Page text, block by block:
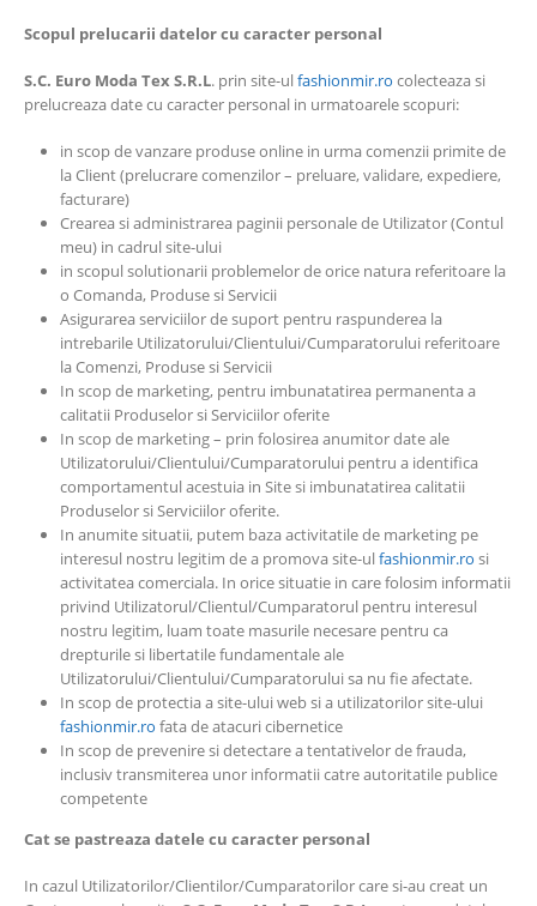
Scopul prelucarii datelor cu caracter personal
S.C. Euro Moda Tex S.R.L. prin site-ulfashionmir.ro colecteaza si
prelucreaza date cu caracter personal in urmatoarele scopuri:
in scop de vanzare produse online in urma comenzii primite de
la Client (prelucrare comenzilor – preluare, validare, expediere,
facturare)
Crearea si administrarea paginii personale de Utilizator (Contul
meu) in cadrul site-ului
in scopul solutionarii problemelor de orice natura referitoare la
o Comanda, Produse si Servicii
Asigurarea serviciilor de suport pentru raspunderea la
intrebarile Utilizatorului/Clientului/Cumparatorului referitoare
la Comenzi, Produse si Servicii
In scop de marketing, pentru imbunatatirea permanenta a
calitatii Produselor si Serviciilor oferite
In scop de marketing – prin folosirea anumitor date ale
Utilizatorului/Clientului/Cumparatorului pentru a identifica
comportamentul acestuia in Site si imbunatatirea calitatii
Produselor si Serviciilor oferite.
In anumite situatii, putem baza activitatile de marketing pe
interesul nostru legitim de a promova site-ulfashionmir.ro si
activitatea comerciala. In orice situatie in care folosim informatii
privind Utilizatorul/Clientul/Cumparatorul pentru interesul
nostru legitim, luam toate masurile necesare pentru ca
drepturile si libertatile fundamentale ale
Utilizatorului/Clientului/Cumparatorului sa nu fie afectate.
In scop de protectia a site-ului web si a utilizatorilor site-ului
fashionmir.ro fata de atacuri cibernetice
In scop de prevenire si detectare a tentativelor de frauda,
inclusiv transmiterea unor informatii catre autoritatile publice
competente
Cat se pastreaza datele cu caracter personal
In cazul Utilizatorilor/Clientilor/Cumparatorilor care si-au creat un